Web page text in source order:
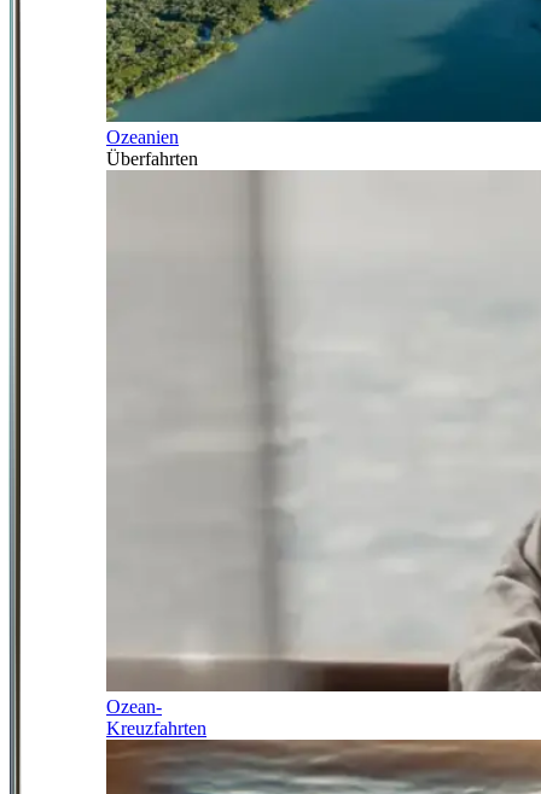
Ozeanien
Überfahrten
Ozean-
Kreuzfahrten